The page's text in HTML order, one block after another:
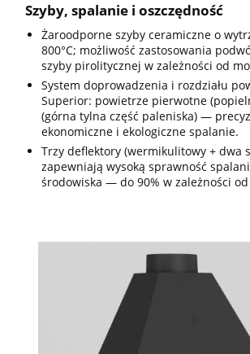
Szyby, spalanie i oszczędność
Żaroodporne szyby ceramiczne o
800°C; możliwość zastosowania
szyby pirolitycznej w zależności od
System doprowadzenia i rozdziału
Superior: powietrze pierwotne
(górna tylna część paleniska) —
ekonomiczne i ekologiczne spalanie.
Trzy deflektory (wermikulitowy + dwa
zapewniają wysoką sprawność
środowiska — do 90% w zależności